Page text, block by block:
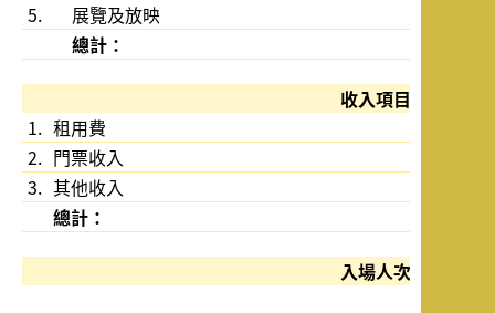
5.
展覽及放映
總計：
收入項目
1. 租用費
2. 門票收入
3. 其他收入
總計：
入場人次